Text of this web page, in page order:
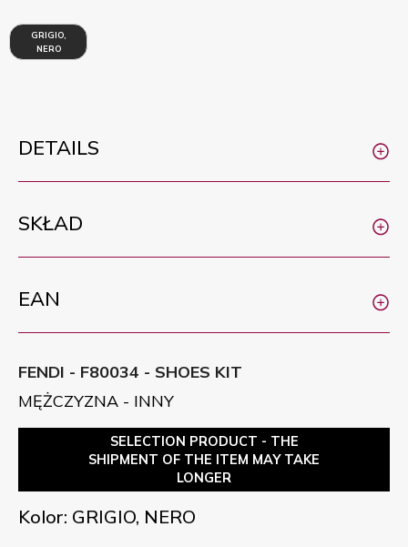
GRIGIO,
NERO
DETAILS
SKŁAD
EAN
FENDI - F80034 - SHOES KIT
MĘŻCZYZNA - INNY
SELECTION PRODUCT - THE
SHIPMENT OF THE ITEM MAY TAKE
LONGER
Kolor: GRIGIO, NERO